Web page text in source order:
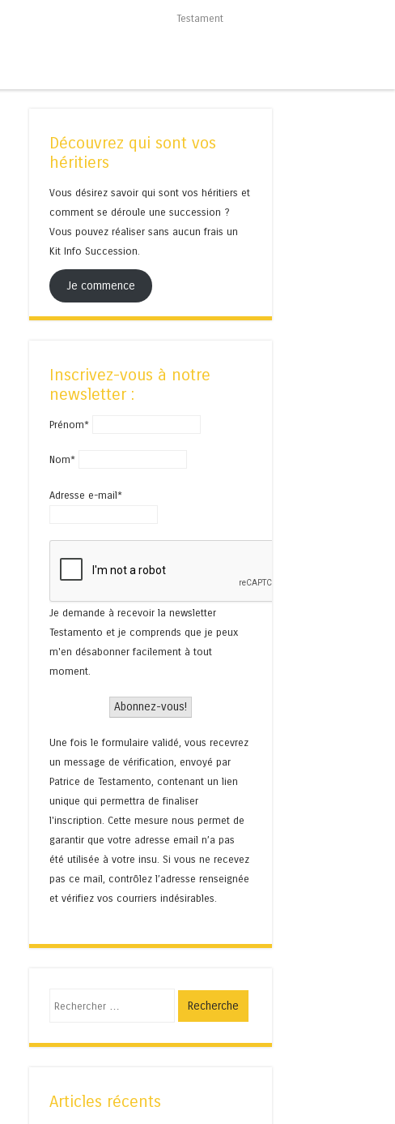
Testament
Découvrez qui sont vos
héritiers
Vous désirez savoir qui sont vos héritiers et
comment se déroule une succession ?
Vous pouvez réaliser sans aucun frais un
Kit Info Succession.
Je commence
Inscrivez-vous à notre
newsletter :
Prénom*
Nom*
Adresse e-mail*
Je demande à recevoir la newsletter
Testamento et je comprends que je peux
m'en désabonner facilement à tout
moment.
Une fois le formulaire validé, vous recevrez
un message de vérification, envoyé par
Patrice de Testamento, contenant un lien
unique qui permettra de finaliser
l'inscription. Cette mesure nous permet de
garantir que votre adresse email n’a pas
été utilisée à votre insu. Si vous ne recevez
pas ce mail, contrôlez l’adresse renseignée
et vérifiez vos courriers indésirables.
Articles récents